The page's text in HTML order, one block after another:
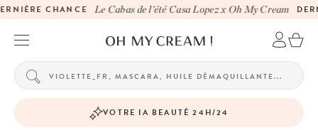
Le Cabas de l'été Casa Lopez x Oh My Cream DERNIÈRE CHANCE
VOTRE IA BEAUTÉ 24H/24